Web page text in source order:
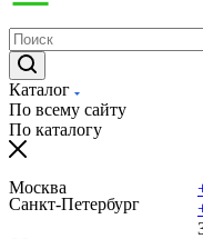
Каталог
По всему сайту
По каталогу
Москва
Санкт-Петербург